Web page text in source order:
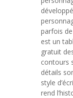
parfois
est un
gratuit
contours
détails
style
rend